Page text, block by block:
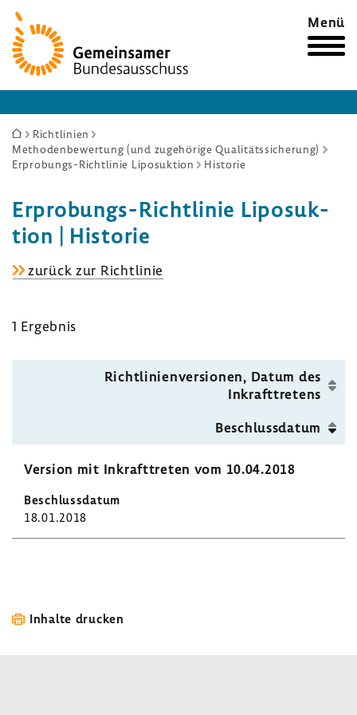
Zur
Startseite
Menü
Sie
sind
hier:
Richtlinien
Methodenbewertung (und zugehörige Qualitätssicherung)
Erprobungs-Richtlinie Liposuktion
Historie
Erprobungs-​Richtlinie Lipo­suk­
tion | Historie
zurück zur Richt­linie
1 Ergebnis
Richt­li­ni­en­ver­sionen, Datum des
Inkraft­tre­tens
Beschluss­datum
Version mit Inkraft­treten vom 10.04.2018
18.01.2018
Inhalte drucken